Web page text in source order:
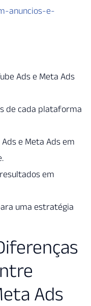
anuncios-e-
Ads e Meta Ads
de cada plataforma
e Meta Ads em
em
uma estratégia
Ads